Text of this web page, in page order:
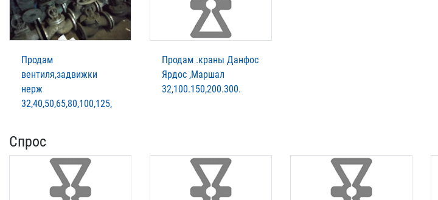
Продам
вентиля,задвижки
нерж
32,40,50,65,80,100,125,
Продам .краны Данфос
Ярдос ,Маршал
32,100.150,200.300.
Спрос